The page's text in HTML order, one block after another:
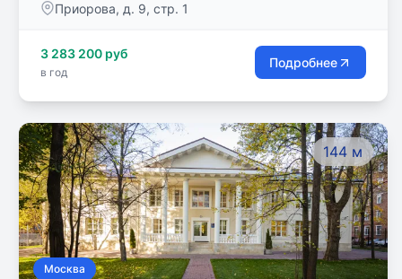
поступают в вузы по всему миру по набранным
Приорова, д. 9, стр. 1
3 283 200 руб
в год
Подробнее
144 м
Москва